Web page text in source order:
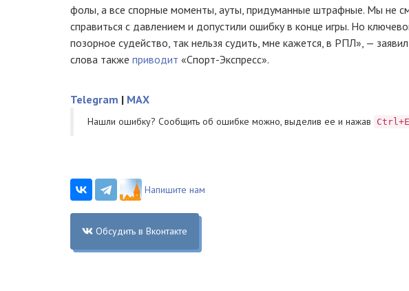
фолы, а все спорные моменты, ауты, придуманные штрафные. Мы не
справиться с давлением и допустили ошибку в конце игры. Но
позорное судейство, так нельзя судить, мне кажется, в РПЛ», —
слова также приводит «Спорт-Экспресс».
Telegram | MAX
Нашли ошибку? Cообщить об ошибке можно, выделив ее и нажав
Напишите нам
Обсудить в Вконтакте